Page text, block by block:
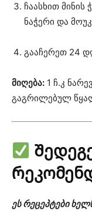
ჩაასხით
ნაჭერი და
გააჩერეთ 24
მიღება: 1 ჩ.კ
გაგრილებულ
ეს რეცეპტები